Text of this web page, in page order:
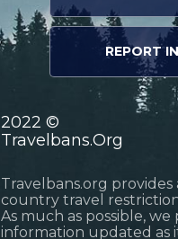
REPORT
2022 ©
Travelbans.Org
Travelbans.org
country travel
As much as possible,
information updated as